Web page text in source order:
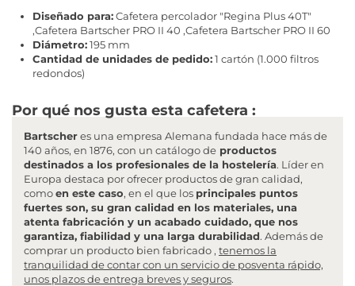
Diseñado para:Cafetera percolador "Regina Plus 40T"
,Cafetera Bartscher PRO II 40 ,Cafetera Bartscher PRO II 60
Diámetro:195 mm
Cantidad de unidades de pedido:1 cartón (1.000 filtros
redondos)
Por qué nos gusta esta cafetera :
Bartscheres una empresa Alemana fundada hace más de
140 años, en 1876, con un catálogo de productos
destinados a los profesionales de la hostelería. Líder en
Europa destaca por ofrecer productos de gran calidad,
comoen este caso, en el que los principales puntos
fuertes son, su gran calidad en los materiales, una
atenta fabricación y un acabado cuidado, que nos
garantiza, fiabilidad y una larga durabilidad. Además de
comprar un producto bien fabricado , tenemos la
tranquilidad de contar con un servicio de posventa rápido,
unos plazos de entrega breves y seguros.